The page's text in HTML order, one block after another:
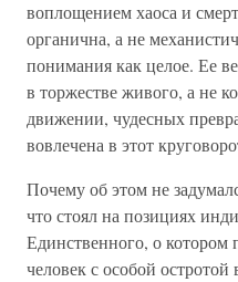
воплощением хаоса и
органична, а не
понимания как целое. Ее
в торжестве живого, а не
движении, чудесных
вовлечена в этот
Почему об этом не
что стоял на позициях
Единственного, о
человек с особой